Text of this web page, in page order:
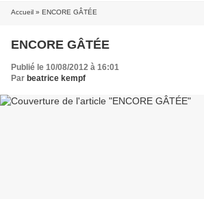
Accueil » ENCORE GÂTÉE
ENCORE GÂTÉE
Publié le 10/08/2012 à 16:01
Par beatrice kempf